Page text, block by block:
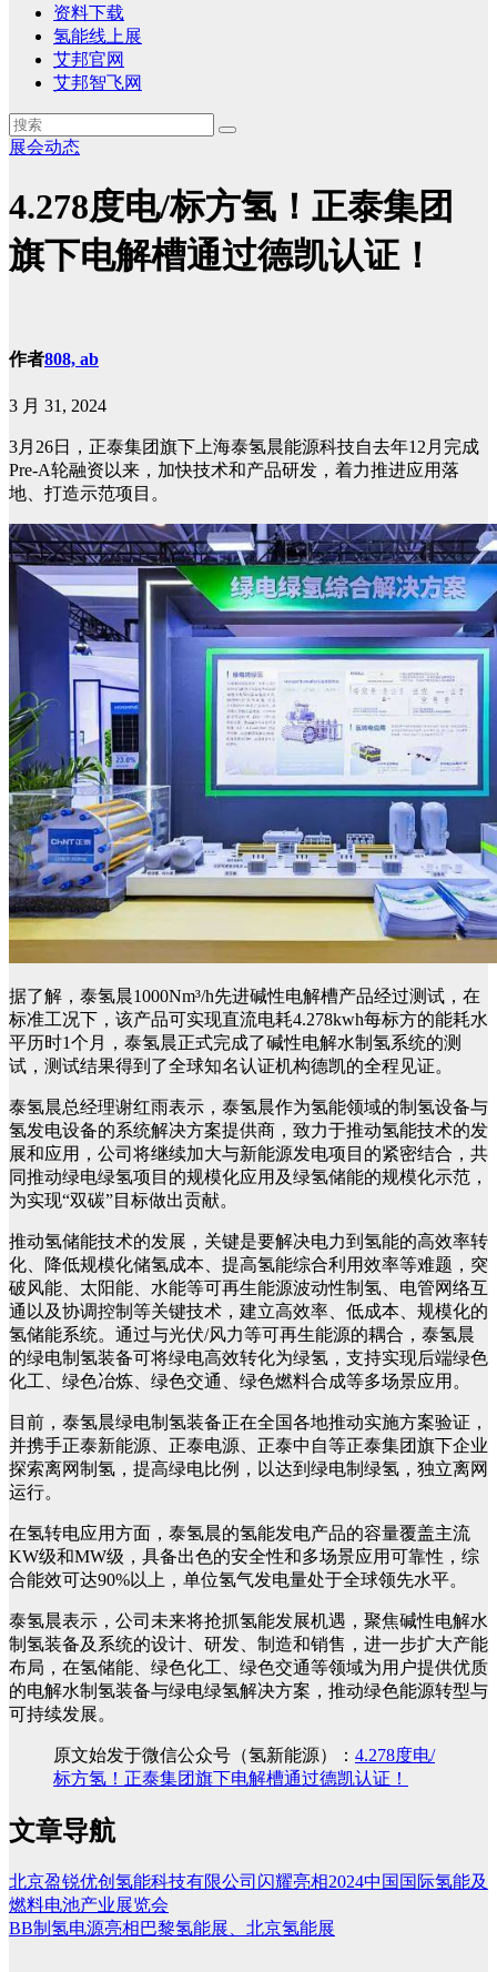
资料下载
氢能线上展
艾邦官网
艾邦智飞网
展会动态
4.278度电/标方氢！正泰集团
旗下电解槽通过德凯认证！
作者808, ab
3 月 31, 2024
3月26日，正泰集团旗下上海泰氢晨能源科技自去年12月完成
Pre-A轮融资以来，加快技术和产品研发，着力推进应用落
地、打造示范项目。
据了解，泰氢晨1000Nm³/h先进碱性电解槽产品经过测试，在
标准工况下，该产品可实现直流电耗4.278kwh每标方的能耗水
平历时1个月，泰氢晨正式完成了碱性电解水制氢系统的测
试，测试结果得到了全球知名认证机构德凯的全程见证。
泰氢晨总经理谢红雨表示，泰氢晨作为氢能领域的制氢设备与
氢发电设备的系统解决方案提供商，致力于推动氢能技术的发
展和应用，公司将继续加大与新能源发电项目的紧密结合，共
同推动绿电绿氢项目的规模化应用及绿氢储能的规模化示范，
为实现“双碳”目标做出贡献。
推动氢储能技术的发展，关键是要解决电力到氢能的高效率转
化、降低规模化储氢成本、提高氢能综合利用效率等难题，突
破风能、太阳能、水能等可再生能源波动性制氢、电管网络互
通以及协调控制等关键技术，建立高效率、低成本、规模化的
氢储能系统。通过与光伏/风力等可再生能源的耦合，泰氢晨
的绿电制氢装备可将绿电高效转化为绿氢，支持实现后端绿色
化工、绿色冶炼、绿色交通、绿色燃料合成等多场景应用。
目前，泰氢晨绿电制氢装备正在全国各地推动实施方案验证，
并携手正泰新能源、正泰电源、正泰中自等正泰集团旗下企业
探索离网制氢，提高绿电比例，以达到绿电制绿氢，独立离网
运行。
在氢转电应用方面，泰氢晨的氢能发电产品的容量覆盖主流
KW级和MW级，具备出色的安全性和多场景应用可靠性，综
合能效可达90%以上，单位氢气发电量处于全球领先水平。
泰氢晨表示，公司未来将抢抓氢能发展机遇，聚焦碱性电解水
制氢装备及系统的设计、研发、制造和销售，进一步扩大产能
布局，在氢储能、绿色化工、绿色交通等领域为用户提供优质
的电解水制氢装备与绿电绿氢解决方案，推动绿色能源转型与
可持续发展。
原文始发于微信公众号（氢新能源）： 4.278度电/
标方氢！正泰集团旗下电解槽通过德凯认证！
文章导航
北京盈锐优创氢能科技有限公司闪耀亮相2024中国国际氢能及
燃料电池产业展览会
BB制氢电源亮相巴黎氢能展、北京氢能展